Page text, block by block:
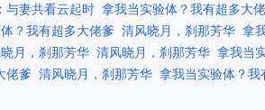
与妻共看云起时 拿我当实验体？我有超多大
？我有超多大佬爹 清风晓月，刹那芳华 拿
月，刹那芳华 清风晓月，刹那芳华 拿我当
佬爹 清风晓月，刹那芳华 拿我当实验体？我